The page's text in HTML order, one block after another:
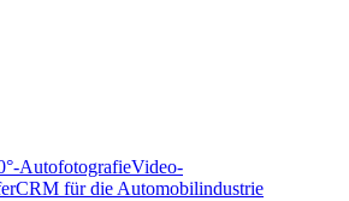
AutofotografieVideo-
CRM für die Automobilindustrie